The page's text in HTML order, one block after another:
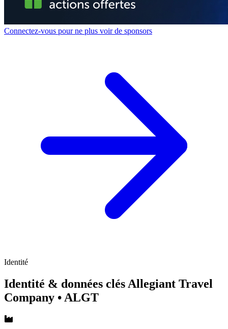
Connectez-vous pour ne plus voir de sponsors
Identité
Identité & données clés Allegiant Travel
Company • ALGT